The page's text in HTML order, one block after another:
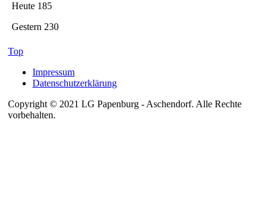
Heute 185
Gestern 230
Top
Impressum
Datenschutzerklärung
Copyright © 2021 LG Papenburg - Aschendorf. Alle Rechte
vorbehalten.